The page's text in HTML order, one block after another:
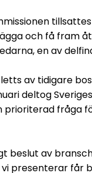
och få fram
en av
av tidigare
deltog
fråga
beslut av
presenterar får